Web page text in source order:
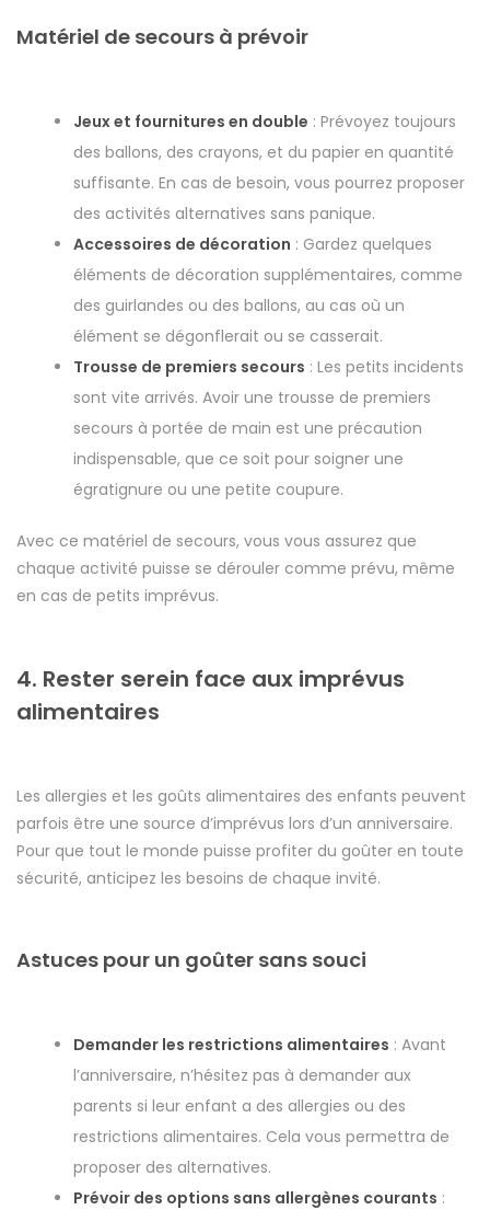
Matériel de secours à prévoir
Jeux et fournitures en double : Prévoyez toujours
des ballons, des crayons, et du papier en quantité
suffisante. En cas de besoin, vous pourrez proposer
des activités alternatives sans panique.
Accessoires de décoration : Gardez quelques
éléments de décoration supplémentaires, comme
des guirlandes ou des ballons, au cas où un
élément se dégonflerait ou se casserait.
Trousse de premiers secours : Les petits incidents
sont vite arrivés. Avoir une trousse de premiers
secours à portée de main est une précaution
indispensable, que ce soit pour soigner une
égratignure ou une petite coupure.
Avec ce matériel de secours, vous vous assurez que
chaque activité puisse se dérouler comme prévu, même
en cas de petits imprévus.
4. Rester serein face aux imprévus
alimentaires
Les allergies et les goûts alimentaires des enfants peuvent
parfois être une source d’imprévus lors d’un anniversaire.
Pour que tout le monde puisse profiter du goûter en toute
sécurité, anticipez les besoins de chaque invité.
Astuces pour un goûter sans souci
Demander les restrictions alimentaires : Avant
l’anniversaire, n’hésitez pas à demander aux
parents si leur enfant a des allergies ou des
restrictions alimentaires. Cela vous permettra de
proposer des alternatives.
Prévoir des options sans allergènes courants :